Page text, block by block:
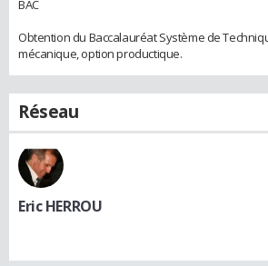
BAC
Obtention du Baccalauréat Système de
mécanique, option productique.
Réseau
Eric HERROU